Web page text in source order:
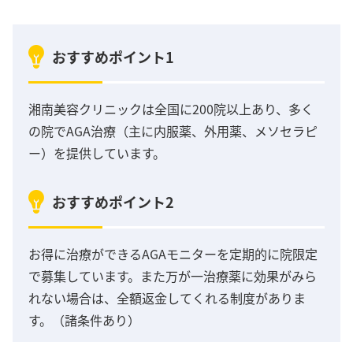
おすすめポイント1
湘南美容クリニックは全国に200院以上あり、多く
の院でAGA治療（主に内服薬、外用薬、メソセラピ
ー）を提供しています。
おすすめポイント2
お得に治療ができるAGAモニターを定期的に院限定
で募集しています。また万が一治療薬に効果がみら
れない場合は、全額返金してくれる制度がありま
す。（諸条件あり）